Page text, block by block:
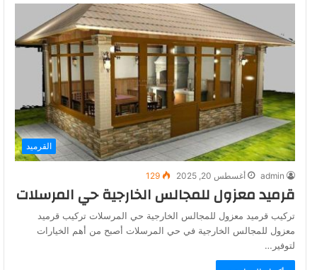
القرميد
admin أغسطس 20, 2025 129
قرميد معزول للمجالس الخارجية حي المرسلات
تركيب قرميد معزول للمجالس الخارجية حي المرسلات تركيب قرميد
معزول للمجالس الخارجية في حي المرسلات أصبح من أهم الخيارات
لتوفير…